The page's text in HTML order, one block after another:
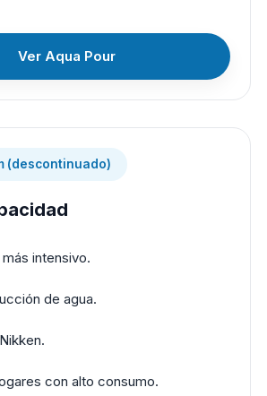
Ver Aqua Pour
(descontinuado)
intensivo.
de agua.
con alto consumo.